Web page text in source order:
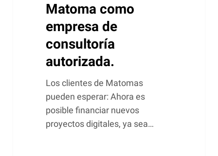
Matoma como
empresa de
consultoría
autorizada.
Los clientes de Matomas
pueden esperar: Ahora es
posible financiar nuevos
proyectos digitales, ya sea…